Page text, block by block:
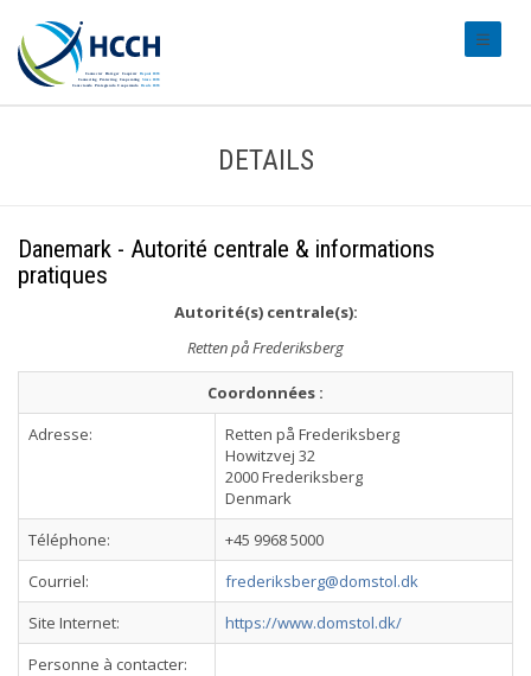
DETAILS
Danemark - Autorité centrale & informations
pratiques
Autorité(s) centrale(s):
Retten på Frederiksberg
Coordonnées :
Adresse:
Retten på Frederiksberg
Howitzvej 32
2000 Frederiksberg
Denmark
Téléphone:
+45 9968 5000
Courriel:
frederiksberg@domstol.dk
Site Internet:
https://www.domstol.dk/
Personne à contacter: